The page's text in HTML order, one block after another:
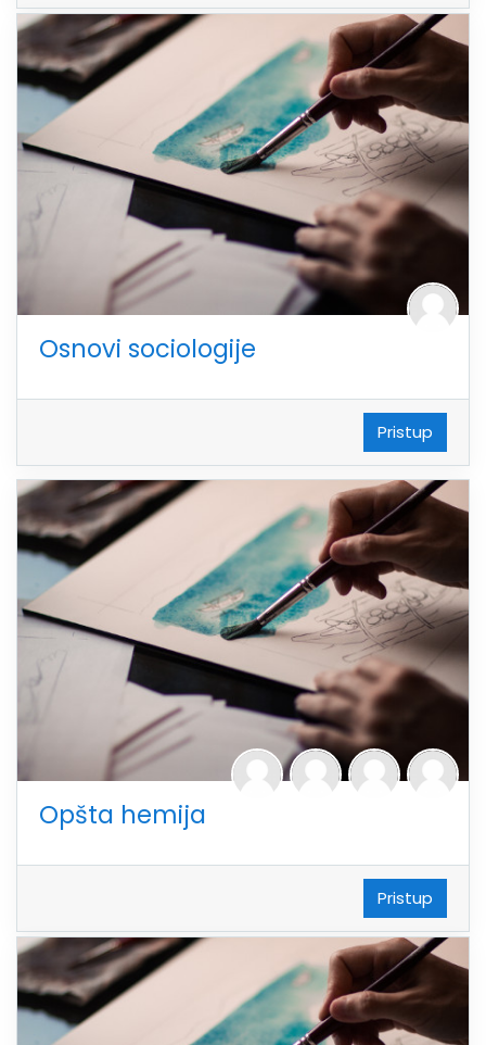
Osnovi sociologije
Pristup
Opšta hemija
Pristup